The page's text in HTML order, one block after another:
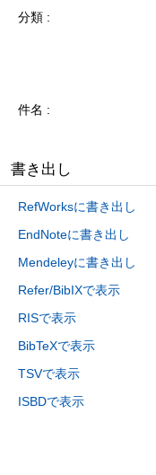
分類
件名
書き出し
RefWorksに書き出し
EndNoteに書き出し
Mendeleyに書き出し
Refer/BibIXで表示
RISで表示
BibTeXで表示
TSVで表示
ISBDで表示